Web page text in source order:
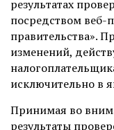
результатах
посредством веб-
правительства».
изменений,
исключительно в
Принимая во
результаты